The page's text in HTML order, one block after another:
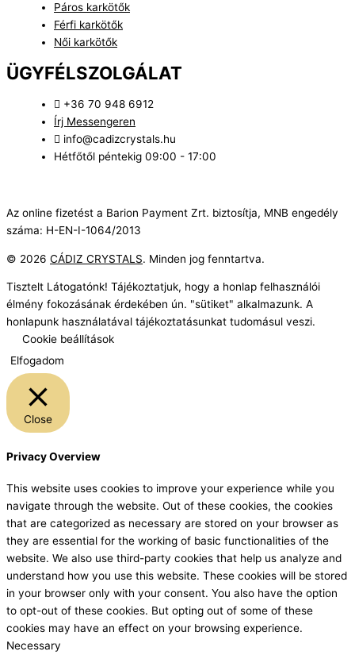
Páros karkötők
Férfi karkötők
Női karkötők
ÜGYFÉLSZOLGÁLAT
+36 70 948 6912
Írj Messengeren
info@cadizcrystals.hu
Hétfőtől péntekig 09:00 - 17:00
Az online fizetést a Barion Payment Zrt. biztosítja, MNB engedély
száma: H-EN-I-1064/2013
© 2026 CÁDIZ CRYSTALS. Minden jog fenntartva.
Tisztelt Látogatónk! Tájékoztatjuk, hogy a honlap felhasználói
élmény fokozásának érdekében ún. "sütiket" alkalmazunk. A
honlapunk használatával tájékoztatásunkat tudomásul veszi.
Cookie beállítások
Elfogadom
Close
Privacy Overview
This website uses cookies to improve your experience while you
navigate through the website. Out of these cookies, the cookies
that are categorized as necessary are stored on your browser as
they are essential for the working of basic functionalities of the
website. We also use third-party cookies that help us analyze and
understand how you use this website. These cookies will be stored
in your browser only with your consent. You also have the option
to opt-out of these cookies. But opting out of some of these
cookies may have an effect on your browsing experience.
Necessary